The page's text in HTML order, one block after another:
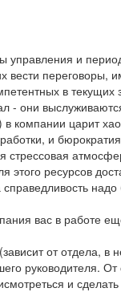
управления и
вести переговоры,
в текущих
- они
компании царит
и
стрессовая
этого ресурсов
вас в работе
от отдела, в
руководителя.
и